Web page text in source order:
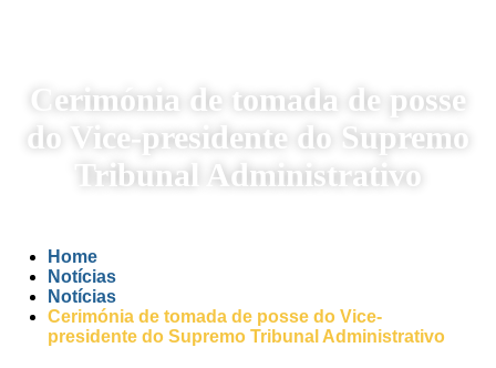
Cerimónia de tomada de posse
do Vice-presidente do Supremo
Tribunal Administrativo
Home
Notícias
Notícias
Cerimónia de tomada de posse do Vice-
presidente do Supremo Tribunal Administrativo